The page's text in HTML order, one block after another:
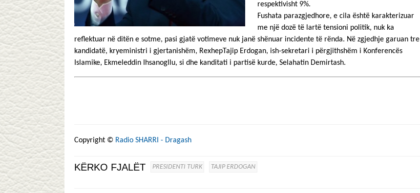
respektivisht 9%.
Fushata parazgjedhore, e cila është karakterizuar
me një dozë të lartë tensioni politik, nuk ka
reflektuar në ditën e sotme, pasi gjatë votimeve nuk janë shënuar incidente të rënda. Në zgjedhje garuan tre
kandidatë, kryeministri i gjertanishëm, RexhepTajip Erdogan, ish-sekretari i përgjithshëm i Konferencës
Islamike, Ekmeleddin Ihsanogllu, si dhe kanditati i partisë kurde, Selahatin Demirtash.
Copyright © Radio SHARRI - Dragash
KËRKO FJALËT PRESIDENTI TURK TAJIP ERDOGAN